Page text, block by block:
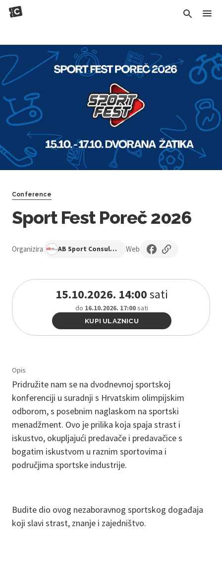
Conference
Sport Fest Poreč 2026
Organizira AB Sport Consulting Web
15.10.2026. 14:00sati
do 16.10.2026. 17:00sati
KUPI ULAZNICU
Opis
Pridružite nam se na dvodnevnoj sportskoj
konferenciji u suradnji s Hrvatskim olimpijskim
odborom, s posebnim naglaskom na sportski
menadžment. Ovo je prilika koja spaja strast i
iskustvo, okupljajući predavače i predavačice s
bogatim iskustvom u raznim sportovima i
područjima sportske industrije.
Budite dio ovog nezaboravnog sportskog događaja
koji slavi strast, znanje i zajedništvo.